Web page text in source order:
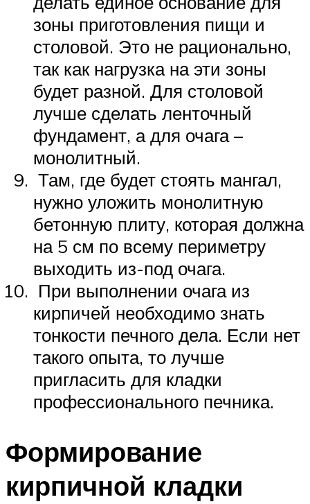
зоны приготовления пищи и
столовой. Это не рационально,
так как нагрузка на эти зоны
будет разной. Для столовой
лучше сделать ленточный
фундамент, а для очага –
монолитный.
Там, где будет стоять мангал,
нужно уложить монолитную
бетонную плиту, которая должна
на 5 см по всему периметру
выходить из-под очага.
При выполнении очага из
кирпичей необходимо знать
тонкости печного дела. Если нет
такого опыта, то лучше
пригласить для кладки
профессионального печника.
Формирование
кирпичной кладки